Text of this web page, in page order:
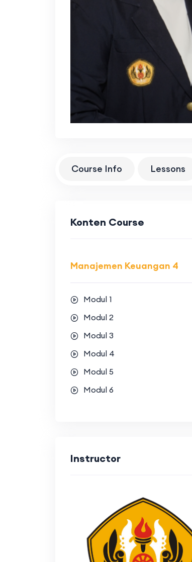
Course Info Lessons
Konten Course
Manajemen Keuangan 4
Modul 1
Modul 2
Modul 3
Modul 4
Modul 5
Modul 6
Instructor